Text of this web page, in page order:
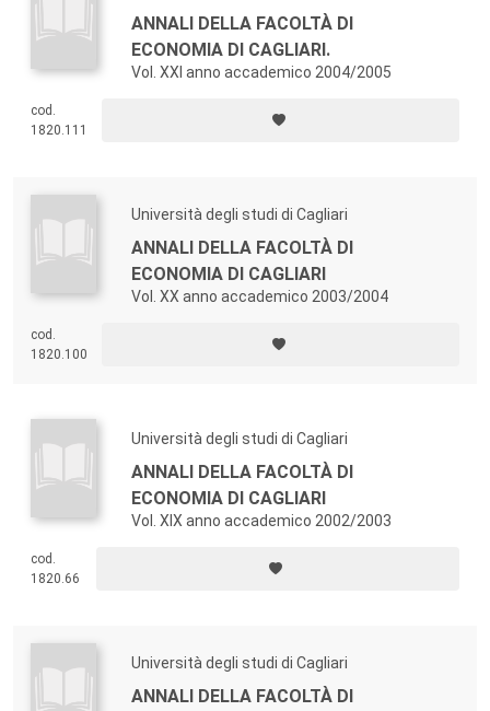
ANNALI DELLA FACOLTÀ DI
ECONOMIA DI CAGLIARI.
Vol. XXI anno accademico 2004/2005
cod.
1820.111
Università degli studi di Cagliari
ANNALI DELLA FACOLTÀ DI
ECONOMIA DI CAGLIARI
Vol. XX anno accademico 2003/2004
cod.
1820.100
Università degli studi di Cagliari
ANNALI DELLA FACOLTÀ DI
ECONOMIA DI CAGLIARI
Vol. XIX anno accademico 2002/2003
cod.
1820.66
Università degli studi di Cagliari
ANNALI DELLA FACOLTÀ DI